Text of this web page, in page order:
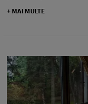
+ MAI MULTE